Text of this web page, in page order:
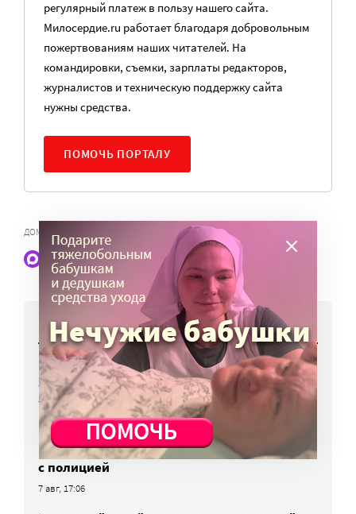
регулярный платеж в пользу нашего сайта.
Милосердие.ru работает благодаря добровольным
пожертвованиям наших читателей. На
командировки, съемки, зарплаты редакторов,
журналистов и техническую поддержку сайта
нужны средства.
ПОМОЧЬ ПОРТАЛУ
ДОМАШНЕЕ НАСИЛИЕ ПРИЕМНАЯ СЕМЬЯ
Наши статьи и новости в Max. Подпишитесь
НОВОСТИ
Вторая волна клещей ожидается в конце
августа — начале сентября
7 авг, 19:25
Родных, которые могут взять ребенка
из проблемной семьи, предлагают искать
с полицией
7 авг, 17:06